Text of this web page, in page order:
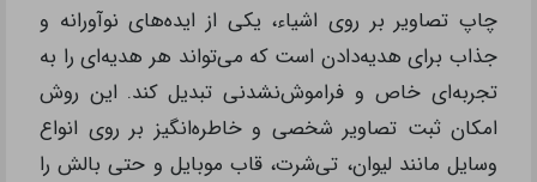
چاپ تصاویر بر روی اشیاء، یکی از ایده‌های نوآورانه و
جذاب برای هدیه‌دادن است که می‌تواند هر هدیه‌ای را به
تجربه‌ای خاص و فراموش‌نشدنی تبدیل کند. این روش
امکان ثبت تصاویر شخصی و خاطره‌انگیز بر روی انواع
وسایل مانند لیوان، تی‌شرت، قاب موبایل و حتی بالش را